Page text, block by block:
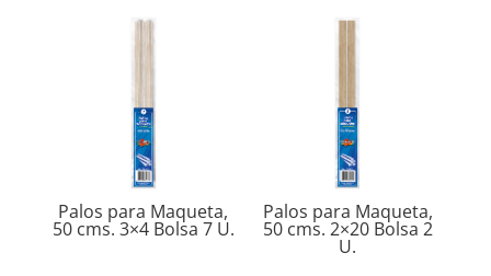
Palos para Maqueta,
50 cms. 3×4 Bolsa 7 U.
Palos para Maqueta,
50 cms. 2×20 Bolsa 2
U.